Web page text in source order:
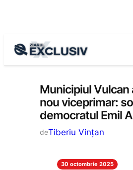
Administrație
Municipiul Vulcan
nou viceprimar:
democratul Emil
deTiberiu Vințan
30 octombrie 2025